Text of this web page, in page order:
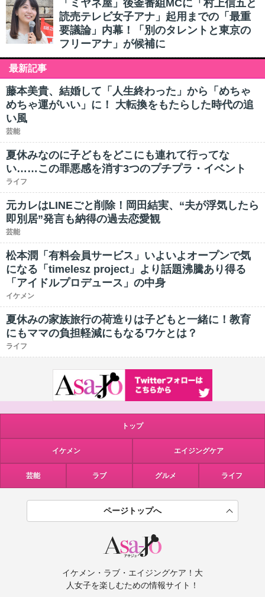
「ミヤネ屋」後釜番組MCに「村上信五と
読売テレビ女子アナ」起用までの「最重
要議論」内幕！「別のタレントと東京の
フリーアナ」が候補に
最新記事
藤本美貴、結婚して「人生終わった」から「めちゃ
めちゃ運がいい」に！ 大転換をもたらした時代の追
い風
芸能
夏休みなのに子どもをどこにも連れて行ってな
い……この罪悪感を消す3つのプチプラ・イベント
ライフ
元カレはLINEごと削除！岡田結実、“夫が浮気したら
即別居”発言も納得の過去恋愛観
芸能
松本潤「有料会員サービス」いよいよオープンで気
になる「timelesz project」より話題沸騰あり得る
「アイドルプロデュース」の中身
イケメン
夏休みの家族旅行の荷造りは子どもと一緒に！教育
にもママの負担軽減にもなるワケとは？
ライフ
トップ
イケメン エイジングケア
芸能 ラブ グルメ ライフ
ページトップへ
イケメン・ラブ・エイジングケア！大
人女子を楽しむための情報サイト！